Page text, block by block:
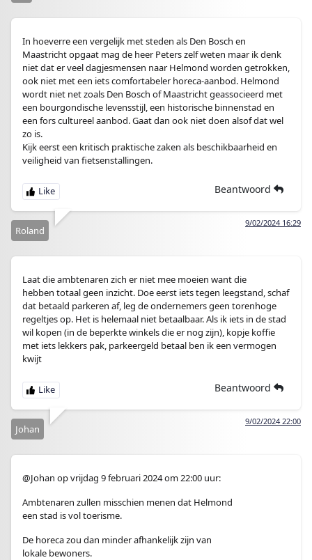
In hoeverre een vergelijk met steden als Den Bosch en
Maastricht opgaat mag de heer Peters zelf weten maar ik denk
niet dat er veel dagjesmensen naar Helmond worden getrokken,
ook niet met een iets comfortabeler horeca-aanbod. Helmond
wordt niet net zoals Den Bosch of Maastricht geassocieerd met
een bourgondische levensstijl, een historische binnenstad en
een fors cultureel aanbod. Gaat dan ook niet doen alsof dat wel
zo is.
Kijk eerst een kritisch praktische zaken als beschikbaarheid en
veiligheid van fietsenstallingen.
Beantwoord
9/02/2024 16:29
Roland
Laat die ambtenaren zich er niet mee moeien want die
hebben totaal geen inzicht. Doe eerst iets tegen leegstand, schaf
dat betaald parkeren af, leg de ondernemers geen torenhoge
regeltjes op. Het is helemaal niet betaalbaar. Als ik iets in de stad
wil kopen (in de beperkte winkels die er nog zijn), kopje koffie
met iets lekkers pak, parkeergeld betaal ben ik een vermogen
kwijt
Beantwoord
9/02/2024 22:00
Johan
@Johan op vrijdag 9 februari 2024 om 22:00 uur:
Ambtenaren zullen misschien menen dat Helmond
een stad is vol toerisme.
De horeca zou dan minder afhankelijk zijn van
lokale bewoners.